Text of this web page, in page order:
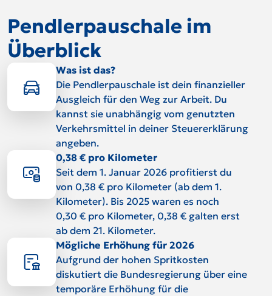
Pendlerpauschale im
Überblick
Was ist das?
Die Pendlerpauschale ist dein finanzieller
Ausgleich für den Weg zur Arbeit. Du
kannst sie unabhängig vom genutzten
Verkehrsmittel in deiner Steuererklärung
angeben.
0,38 € pro Kilometer
Seit dem 1. Januar 2026 profitierst du
von 0,38 € pro Kilometer (ab dem 1.
Kilometer). Bis 2025 waren es noch
0,30 € pro Kilometer, 0,38 € galten erst
ab dem 21. Kilometer.
Mögliche Erhöhung für 2026
Aufgrund der hohen Spritkosten
diskutiert die Bundesregierung über eine
temporäre Erhöhung für die